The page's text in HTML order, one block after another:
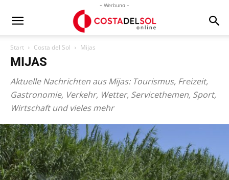
- Werbung -
Start Costa del Sol Mijas
MIJAS
Aktuelle Nachrichten aus Mijas: Tourismus, Freizeit,
Gastronomie, Verkehr, Wetter, Servicethemen, Sport,
Wirtschaft und vieles mehr